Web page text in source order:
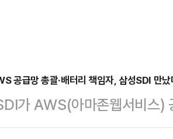
공급망 총괄·배터리 책임자, 삼성SDI 만
가 AWS(아마존웹서비스)
센터용 배터리 협력 방안을